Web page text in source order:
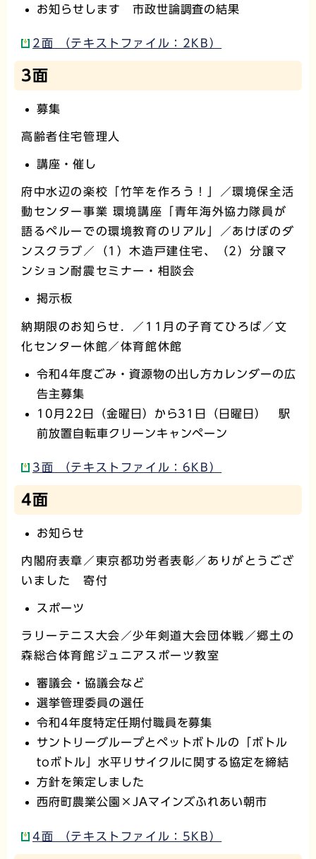
お知らせします 市政世論調査の結果
2面 （テキストファイル：2KB）
3面
募集
高齢者住宅管理人
講座・催し
府中水辺の楽校「竹竿を作ろう！」／環境保全活
動センター事業 環境講座「青年海外協力隊員が
語るペルーでの環境教育のリアル」／あけぼのダ
ンスクラブ／（1）木造戸建住宅、（2）分譲マ
ンション耐震セミナー・相談会
掲示板
納期限のお知らせ．／11月の子育てひろば／文
化センター休館／体育館休館
令和4年度ごみ・資源物の出し方カレンダーの広
告主募集
10月22日（金曜日）から31日（日曜日） 駅
前放置自転車クリーンキャンペーン
3面 （テキストファイル：6KB）
4面
お知らせ
内閣府表章／東京都功労者表彰／ありがとうござ
いました 寄付
スポーツ
ラリーテニス大会／少年剣道大会団体戦／郷土の
森総合体育館ジュニアスポーツ教室
審議会・協議会など
選挙管理委員の選任
令和4年度特定任期付職員を募集
サントリーグループとペットボトルの「ボトル
toボトル」水平リサイクルに関する協定を締結
方針を策定しました
西府町農業公園×JAマインズふれあい朝市
4面 （テキストファイル：5KB）